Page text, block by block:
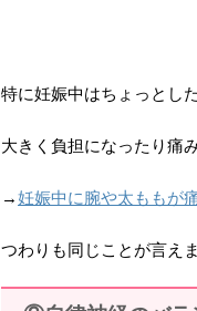
特に妊娠中はちょっとし
大きく負担になったり痛
→妊娠中に腕や太ももが
つわりも同じことが言えま